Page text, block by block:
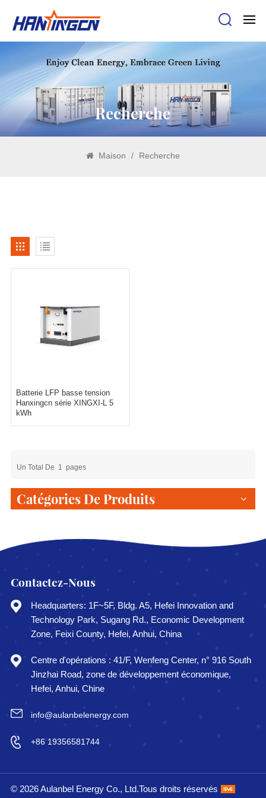
Recherche
Maison / Recherche
Batterie LFP basse tension
Hanxingcn série XINGXI-L 5
kWh
Un Total De 1 Pages
Catégories De Produits
Contactez-Nous
Headquarters: 1F~5F, Bldg. A5, Hefei Innovation and
Technology Park, Sugang Rd., Economic Development
Zone, Feixi County, Hefei, Anhui, China
Centre d'opérations : 41/F, Wenfeng Center, n° 916 South
Jinzhai Road, zone de développement économique,
Hefei, Anhui, Chine
info@aulanbelenergy.com
+86 19356581744
© 2026 Aulanbel Energy Co., Ltd.Tous droits réservés